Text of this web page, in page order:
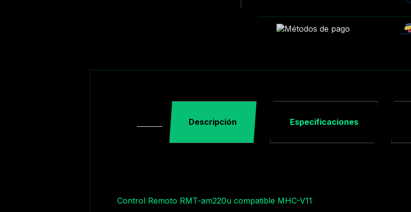
Descripción Especificaciones
Control Remoto RMT-am220u compatible MHC-V11